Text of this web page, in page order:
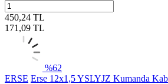
450,24 TL
171,09 TL
%62
ERSE Erse 12x1,5 YSLYJZ Kumanda